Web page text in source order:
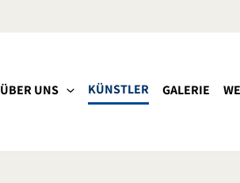
ÜBER UNS KÜNSTLER GALERIE